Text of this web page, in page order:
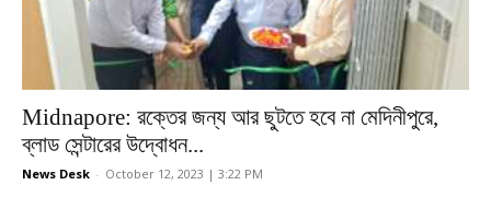
Midnapore: রক্তের জন্য আর ছুটতে হবে না মেদিনীপুরে,
ব্লাড সেন্টারের উদ্বোধন...
News Desk - October 12, 2023 | 3:22 PM